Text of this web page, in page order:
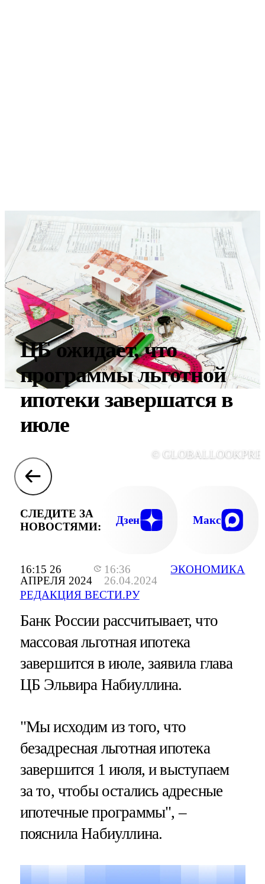
16:15 26
АПРЕЛЯ 2024
16:36
26.04.2024
РЕДАКЦИЯ ВЕСТИ.РУ
ЭКОНОМИКА
ЦБ ожидает, что
программы льготной
ипотеки завершатся в
июле
©
СЛЕДИТЕ ЗА
НОВОСТЯМИ:
Дзен Макс
Банк России рассчитывает, что
массовая льготная ипотека
завершится в июле, заявила глава
ЦБ Эльвира Набиуллина.
"Мы исходим из того, что
безадресная льготная ипотека
завершится 1 июля, и выступаем
за то, чтобы остались адресные
ипотечные программы", –
пояснила Набиуллина.